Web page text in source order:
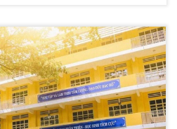
nhiệm và chăm sóc tốt vấn